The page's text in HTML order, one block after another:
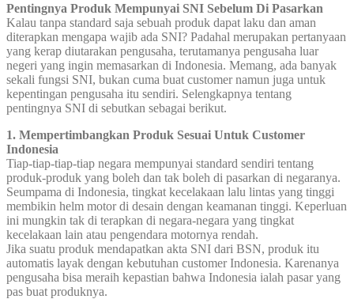
Pentingnya Produk Mempunyai SNI Sebelum Di Pasarkan
Kalau tanpa standard saja sebuah produk dapat laku dan aman
diterapkan mengapa wajib ada SNI? Padahal merupakan pertanyaan
yang kerap diutarakan pengusaha, terutamanya pengusaha luar
negeri yang ingin memasarkan di Indonesia. Memang, ada banyak
sekali fungsi SNI, bukan cuma buat customer namun juga untuk
kepentingan pengusaha itu sendiri. Selengkapnya tentang
pentingnya SNI di sebutkan sebagai berikut.
1. Mempertimbangkan Produk Sesuai Untuk Customer
Indonesia
Tiap-tiap-tiap-tiap negara mempunyai standard sendiri tentang
produk-produk yang boleh dan tak boleh di pasarkan di negaranya.
Seumpama di Indonesia, tingkat kecelakaan lalu lintas yang tinggi
membikin helm motor di desain dengan keamanan tinggi. Keperluan
ini mungkin tak di terapkan di negara-negara yang tingkat
kecelakaan lain atau pengendara motornya rendah.
Jika suatu produk mendapatkan akta SNI dari BSN, produk itu
automatis layak dengan kebutuhan customer Indonesia. Karenanya
pengusaha bisa meraih kepastian bahwa Indonesia ialah pasar yang
pas buat produknya.